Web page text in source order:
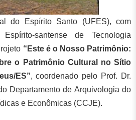
do Espírito Santo (UFES), com
santense de Tecnologia
“Este é o Nosso Patrimônio:
o Patrimônio Cultural no Sítio
ES”, coordenado pelo Prof. Dr.
Departamento de Arquivologia do
e Econômicas (CCJE).